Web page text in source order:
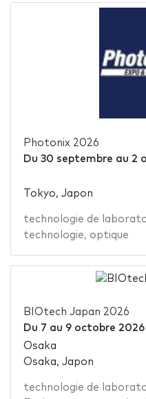
Photonix 2026
Du 30 septembre au 2
Tokyo, Japon
technologie de
technologie, optique
BIOtech Japan 2026
Du 7 au 9 octobre 2026
Osaka
Osaka, Japon
technologie de